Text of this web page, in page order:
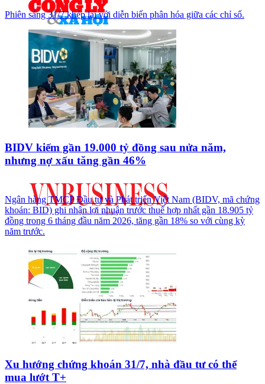
Phiên sáng 31/7 khép lại với diễn biến phân hóa giữa các chỉ số.
BIDV kiếm gần 19.000 tỷ đồng sau nửa năm,
nhưng nợ xấu tăng gần 46%
Ngân hàng TMCP Đầu tư và Phát triển Việt Nam (BIDV, mã chứng
khoán: BID) ghi nhận lợi nhuận trước thuế hợp nhất gần 18.905 tỷ
đồng trong 6 tháng đầu năm 2026, tăng gần 18% so với cùng kỳ
năm trước.
Xu hướng chứng khoán 31/7, nhà đầu tư có thể
mua lướt T+